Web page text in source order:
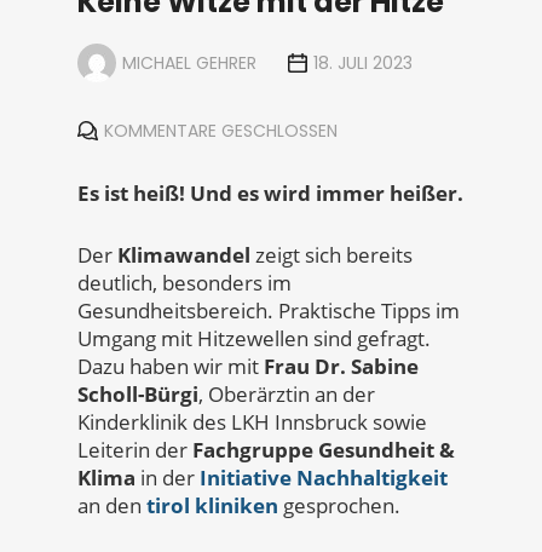
MICHAEL GEHRER 18. JULI 2023
KOMMENTARE GESCHLOSSEN
Es ist heiß! Und es wird immer heißer.
Der Klimawandel zeigt sich bereits
deutlich, besonders im
Gesundheitsbereich. Praktische Tipps im
Umgang mit Hitzewellen sind gefragt.
Dazu haben wir mit Frau Dr. Sabine
Scholl-Bürgi, Oberärztin an der
Kinderklinik des LKH Innsbruck sowie
Leiterin der Fachgruppe Gesundheit &
Klima in der Initiative Nachhaltigkeit
an den tirol kliniken gesprochen.